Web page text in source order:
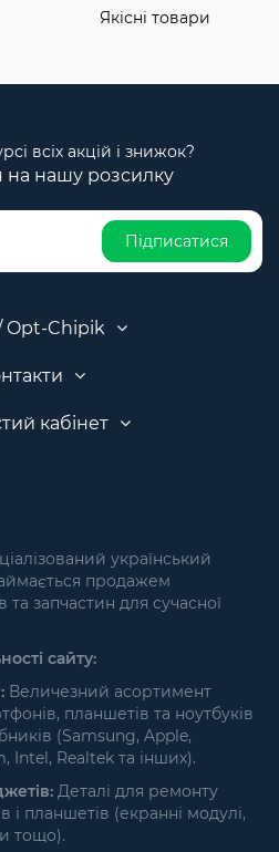
Якісні товари
всіх акцій і знижок?
на нашу розсилку
Підписатися
Opt-Chipik
кабінет
український
продажем
запчастин для сучасної
сайту:
Величезний асортимент
планшетів та ноутбуків
(Samsung, Apple,
Intel, Realtek та інших).
Деталі для ремонту
і планшетів (екранні модулі,
тощо).